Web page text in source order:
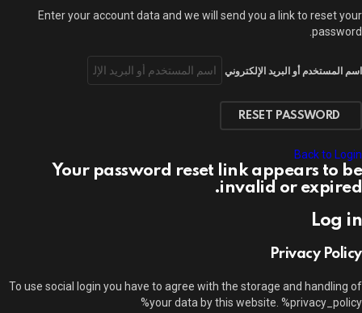
Enter your account data and we will send you a link to reset your
password.
اسم المستخدم أو البريد الإلكتروني
Back to Login
Your password reset link appears to be
invalid or expired.
Log in
Privacy Policy
To use social login you have to agree with the storage and handling of
your data by this website. %privacy_policy%